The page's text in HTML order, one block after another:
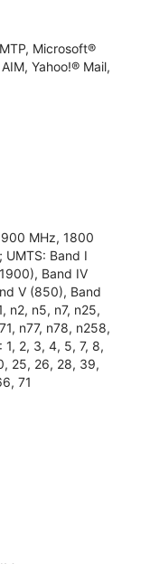
Microsoft®
Yahoo!® Mail,
MHz, 1800
UMTS: Band I
Band IV
V (850), Band
n2, n5, n7, n25,
n77, n78, n258,
1, 2, 3, 4, 5, 7, 8,
25, 26, 28, 39,
71